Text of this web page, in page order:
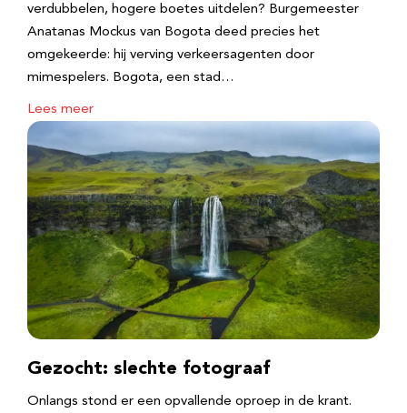
verdubbelen, hogere boetes uitdelen? Burgemeester
Anatanas Mockus van Bogota deed precies het
omgekeerde: hij verving verkeersagenten door
mimespelers. Bogota, een stad…
Lees meer
Gezocht: slechte fotograaf
Onlangs stond er een opvallende oproep in de krant.